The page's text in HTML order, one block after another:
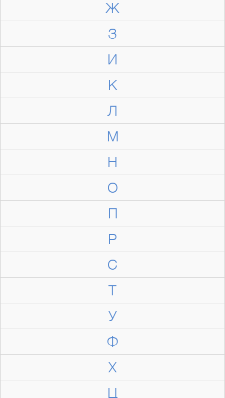
Ж
З
И
К
Л
М
Н
О
П
Р
С
Т
У
Ф
Х
Ц